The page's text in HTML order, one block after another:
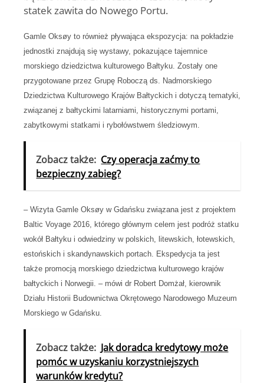
statek zawita do Nowego Portu.
Gamle Oksøy to również pływająca ekspozycja: na pokładzie
jednostki znajdują się wystawy, pokazujące tajemnice
morskiego dziedzictwa kulturowego Bałtyku. Zostały one
przygotowane przez Grupę Roboczą ds. Nadmorskiego
Dziedzictwa Kulturowego Krajów Bałtyckich i dotyczą tematyki,
związanej z bałtyckimi latarniami, historycznymi portami,
zabytkowymi statkami i rybołówstwem śledziowym.
Zobacz także: Czy operacja zaćmy to
bezpieczny zabieg?
– Wizyta Gamle Oksøy w Gdańsku związana jest z projektem
Baltic Voyage 2016, którego głównym celem jest podróż statku
wokół Bałtyku i odwiedziny w polskich, litewskich, łotewskich,
estońskich i skandynawskich portach. Ekspedycja ta jest
także promocją morskiego dziedzictwa kulturowego krajów
bałtyckich i Norwegii. – mówi dr Robert Domżał, kierownik
Działu Historii Budownictwa Okrętowego Narodowego Muzeum
Morskiego w Gdańsku.
Zobacz także: Jak doradca kredytowy może
pomóc w uzyskaniu korzystniejszych
warunków kredytu?